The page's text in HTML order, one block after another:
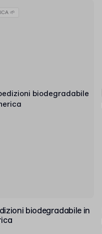
biodegradabile in
🌱